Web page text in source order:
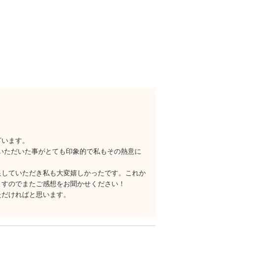
ます。
だいた事がとても印象的で私もその熱意に
ていただき私も大変嬉しかったです。これか
のでまたご感想をお聞かせください！
ければと思います。